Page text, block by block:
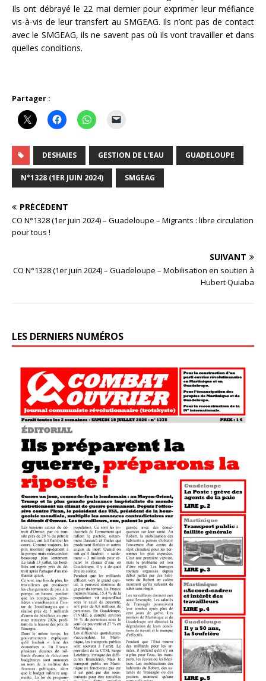
Ils ont débrayé le 22 mai dernier pour exprimer leur méfiance
vis-à-vis de leur transfert au SMGEAG. Ils n’ont pas de contact
avec le SMGEAG, ils ne savent pas où ils vont travailler et dans
quelles conditions.
Partager :
DESHAIES GESTION DE L'EAU GUADELOUPE
N°1328 (1ER JUIN 2024) SMGEAG
PRÉCÉDENT
CO N°1328 (1er juin 2024) – Guadeloupe – Migrants : libre circulation
pour tous !
SUIVANT
CO N°1328 (1er juin 2024) – Guadeloupe – Mobilisation en soutien à
Hubert Quiaba
LES DERNIERS NUMÉROS